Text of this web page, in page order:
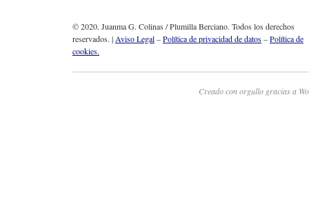
© 2020. Juanma G. Colinas / Plumilla Berciano. Todos los derechos
reservados. |Aviso Legal–Política de privacidad de datos–Política de
cookies.
Creado con orgullo gracias a